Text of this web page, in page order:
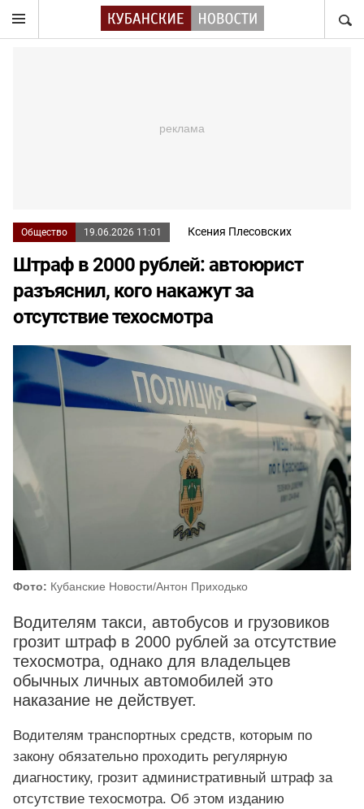
Общество 19.06.2026 11:01 Ксения Плесовских
Штраф в 2000 рублей: автоюрист
разъяснил, кого накажут за
отсутствие техосмотра
Фото: Кубанские Новости/Антон Приходько
Водителям такси, автобусов и грузовиков
грозит штраф в 2000 рублей за отсутствие
техосмотра, однако для владельцев
обычных личных автомобилей это
наказание не действует.
Водителям транспортных средств, которым по
закону обязательно проходить регулярную
диагностику, грозит административный штраф за
отсутствие техосмотра. Об этом изданию